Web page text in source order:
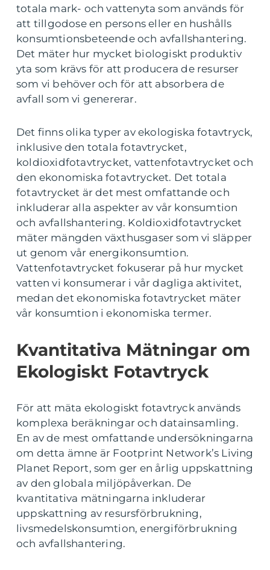
totala mark- och vattenyta som används för
att tillgodose en persons eller en hushålls
konsumtionsbeteende och avfallshantering.
Det mäter hur mycket biologiskt produktiv
yta som krävs för att producera de resurser
som vi behöver och för att absorbera de
avfall som vi genererar.
Det finns olika typer av ekologiska fotavtryck,
inklusive den totala fotavtrycket,
koldioxidfotavtrycket, vattenfotavtrycket och
den ekonomiska fotavtrycket. Det totala
fotavtrycket är det mest omfattande och
inkluderar alla aspekter av vår konsumtion
och avfallshantering. Koldioxidfotavtrycket
mäter mängden växthusgaser som vi släpper
ut genom vår energikonsumtion.
Vattenfotavtrycket fokuserar på hur mycket
vatten vi konsumerar i vår dagliga aktivitet,
medan det ekonomiska fotavtrycket mäter
vår konsumtion i ekonomiska termer.
Kvantitativa Mätningar om
Ekologiskt Fotavtryck
För att mäta ekologiskt fotavtryck används
komplexa beräkningar och datainsamling.
En av de mest omfattande undersökningarna
om detta ämne är Footprint Network’s Living
Planet Report, som ger en årlig uppskattning
av den globala miljöpåverkan. De
kvantitativa mätningarna inkluderar
uppskattning av resursförbrukning,
livsmedelskonsumtion, energiförbrukning
och avfallshantering.